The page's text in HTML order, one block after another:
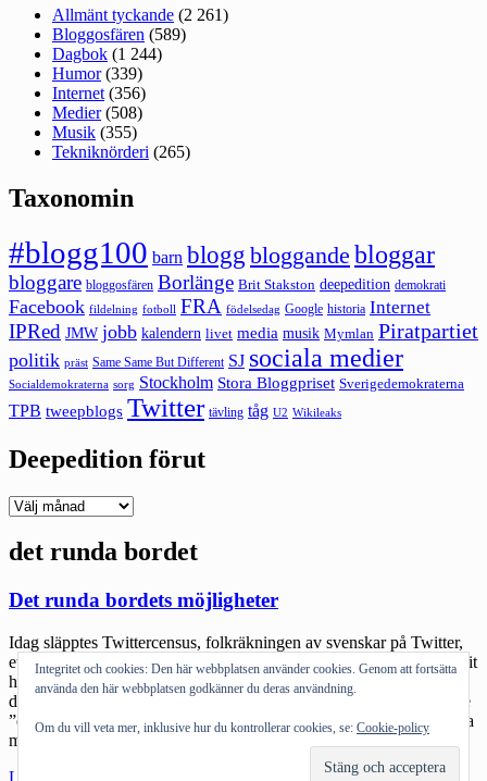
Allmänt tyckande (2 261)
Bloggosfären (589)
Dagbok (1 244)
Humor(339)
Internet (356)
Medier(508)
Musik (355)
Tekniknörderi (265)
Taxonomin
#blogg100 barn blogg bloggande bloggar
bloggare bloggosfären Borlänge Brit Stakston deepedition demokrati
Facebook fildelning fotboll FRA födelsedag Google historia Internet
IPRed JMW jobb kalendern livet media musik Mymlan Piratpartiet
politik präst Same Same But Different SJ sociala medier
Socialdemokraterna sorg Stockholm Stora Bloggpriset Sverigedemokraterna
TPB tweepblogs Twitter tävling tåg U2 Wikileaks
Deepedition förut
Deepedition
det runda bordet
Det runda bordets möjligheter
Idag släpptes Twittercensus, folkräkningen av svenskar på Twitter,
ett fantastiskt jobb av @hampusbrynolf. Diskussionen har alltid varit
hur mycket elit det finns på Twitter, hur kan sociala medier bli mer
demokratiskt. En del av undersökningen visar att idag är det mindre
”elit” och mer medelsvensson som börjar att twittra. Idén om sociala
medier som ett […]
Läs mer
Integritet och cookies: Den här webbplatsen använder cookies. Genom att fortsätta
använda den här webbplatsen godkänner du deras användning.
Om du vill veta mer, inklusive hur du kontrollerar cookies, se: Cookie-policy